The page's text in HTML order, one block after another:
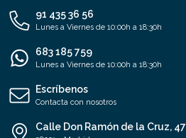
91 435 36 56
Lunes a Viernes de 10:00h a 18:30h
683 185 759
Lunes a Viernes de 10:00h a 18:30h
Escríbenos
Contacta con nosotros
Calle Don Ramón de la Cruz, 47